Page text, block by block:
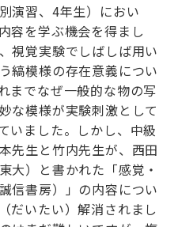
演習、4年生）におい
容を学ぶ機会を得まし
視覚実験でしばしば用い
縞模様の存在意義につい
までなぜ一般的な物の写
な模様が実験刺激として
いました。しかし、中級
先生と竹内先生が、西田
大）と書かれた「感覚・
信書房）」の内容につい
だいたい）解消されまし